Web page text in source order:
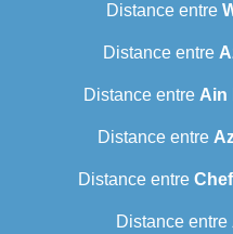
Distance entre
Distance entre
Distance entre Ain
Distance entre
Distance entre
Distance entre